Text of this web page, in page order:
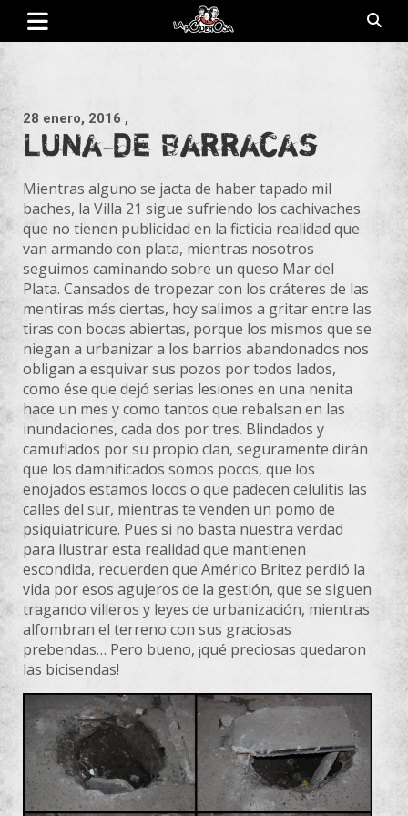
Saltar
contenido
28 enero, 2016 ,
Luna de Barracas
Mientras alguno se jacta de haber tapado mil
baches, la Villa 21 sigue sufriendo los cachivaches
que no tienen publicidad en la ficticia realidad que
van armando con plata, mientras nosotros
seguimos caminando sobre un queso Mar del
Plata. Cansados de tropezar con los cráteres de las
mentiras más ciertas, hoy salimos a gritar entre las
tiras con bocas abiertas, porque los mismos que se
niegan a urbanizar a los barrios abandonados nos
obligan a esquivar sus pozos por todos lados,
como ése que dejó serias lesiones en una nenita
hace un mes y como tantos que rebalsan en las
inundaciones, cada dos por tres. Blindados y
camuflados por su propio clan, seguramente dirán
que los damnificados somos pocos, que los
enojados estamos locos o que padecen celulitis las
calles del sur, mientras te venden un pomo de
psiquiatricure. Pues si no basta nuestra verdad
para ilustrar esta realidad que mantienen
escondida, recuerden que Américo Britez perdió la
vida por esos agujeros de la gestión, que se siguen
tragando villeros y leyes de urbanización, mientras
alfombran el terreno con sus graciosas
prebendas… Pero bueno, ¡qué preciosas quedaron
las bicisendas!